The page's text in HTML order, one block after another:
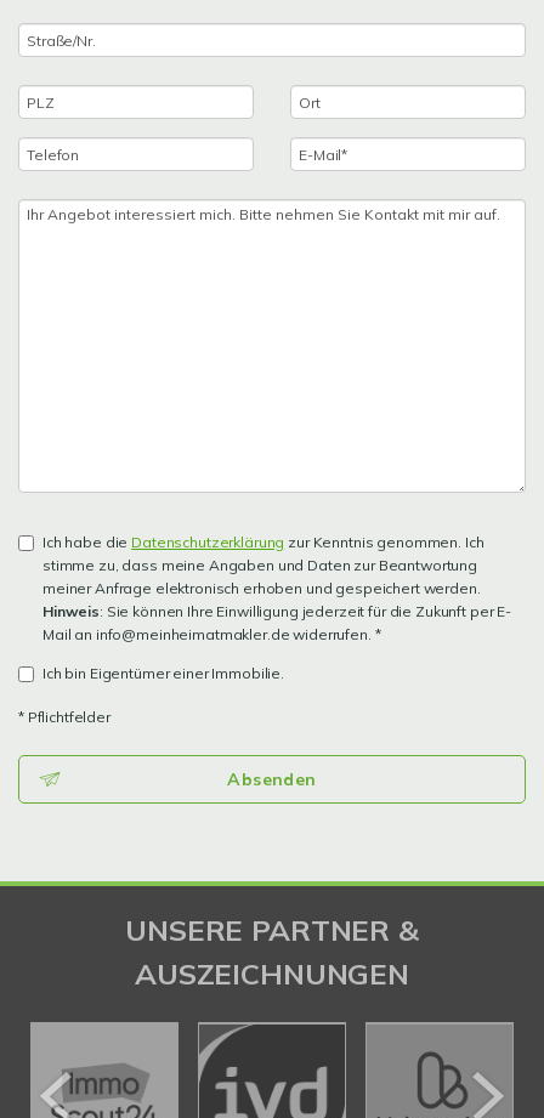
Ich habe die Datenschutzerklärung zur Kenntnis genommen. Ich
stimme zu, dass meine Angaben und Daten zur Beantwortung
meiner Anfrage elektronisch erhoben und gespeichert werden.
Hinweis: Sie können Ihre Einwilligung jederzeit für die Zukunft per E-
Mail an info@meinheimatmakler.de widerrufen. *
Ich bin Eigentümer einer Immobilie.
* Pflichtfelder
Absenden
UNSERE PARTNER &
AUSZEICHNUNGEN